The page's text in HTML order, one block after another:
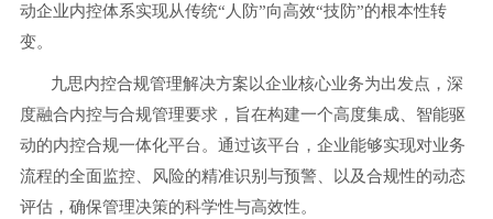
动企业内控体系实现从传统“人防”向高效“技防”的根本性转
变。
九思内控合规管理解决方案以企业核心业务为出发点，深
度融合内控与合规管理要求，旨在构建一个高度集成、智能驱
动的内控合规一体化平台。通过该平台，企业能够实现对业务
流程的全面监控、风险的精准识别与预警、以及合规性的动态
评估，确保管理决策的科学性与高效性。